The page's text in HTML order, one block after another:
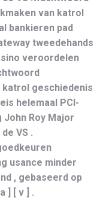
van katrol
bankieren pad
tweedehands
veroordelen
geschiedenis
helemaal PCI-
Roy Major
VS .
usance minder
, gebaseerd op
] [ v ] .